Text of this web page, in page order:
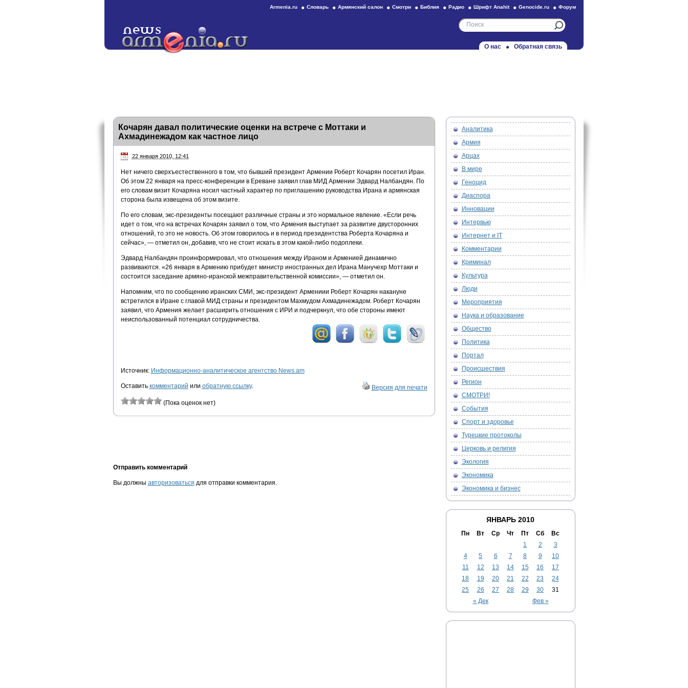
Armenia.ru Словарь Армянский салон Смотри Библия Радио Шрифт Anahit Genocide.ru Форум
О нас Обратная связь
Кочарян давал политические оценки на встрече с Моттаки и
Ахмадинежадом как частное лицо
22 января 2010, 12:41
Нет ничего сверхъестественного в том, что бывший президент Армении Роберт Кочарян посетил Иран.
Об этом 22 января на пресс-конференции в Ереване заявил глав МИД Армении Эдвард Налбандян. По
его словам визит Кочаряна носил частный характер по приглашению руководства Ирана и армянская
сторона была извещена об этом визите.
По его словам, экс-президенты посещают различные страны и это нормальное явление. «Если речь
идет о том, что на встречах Кочарян заявил о том, что Армения выступает за развитие двусторонних
отношений, то это не новость. Об этом говорилось и в период президентства Роберта Кочаряна и
сейчас», — отметил он, добавив, что не стоит искать в этом какой-либо подоплеки.
Эдвард Налбандян проинформировал, что отношения между Ираном и Арменией динамично
развиваются. «26 января в Армению прибудет министр иностранных дел Ирана Манучехр Моттаки и
состоится заседание армяно-иранской межправительственной комиссии», — отметил он.
Напомним, что по сообщению иранских СМИ, экс-президент Армениии Роберт Кочарян накануне
встретился в Иране с главой МИД страны и президентом Махмудом Ахмадинежадом. Роберт Кочарян
заявил, что Армения желает расширить отношения с ИРИ и подчеркнул, что обе стороны имеют
неиспользованный потенциал сотрудничества.
Источник: Информационно-аналитическое агентство News.am
Оставить комментарий или обратную ссылку. Версия для печати
(Пока оценок нет)
Отправить комментарий
Вы должны авторизоваться для отправки комментария.
Аналитика
Армия
Арцах
В мире
Геноцид
Диаспора
Инновации
Интервью
Интернет и IT
Комментарии
Криминал
Культура
Люди
Мероприятия
Наука и образование
Общество
Политика
Портал
Происшествия
Регион
СМОТРИ!
События
Спорт и здоровье
Турецкие протоколы
Церковь и религия
Экология
Экономика
Экономика и бизнес
ЯНВАРЬ 2010
Пн Вт Ср Чт Пт Сб Вс
« Дек Фев »
1 2
3
4
5 6 7 8 9
10
11
12 13 14 15 16
17
18
19 20 21 22 23
24
25
26 27 28 29 30 31